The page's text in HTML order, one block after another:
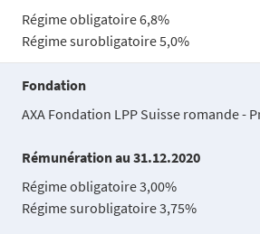
Régime obligatoire 6,8%
Régime surobligatoire 5,0%
Fondation
AXA Fondation LPP Suisse romande -
Rémunération au 31.12.2020
Régime obligatoire 3,00%
Régime surobligatoire 3,75%